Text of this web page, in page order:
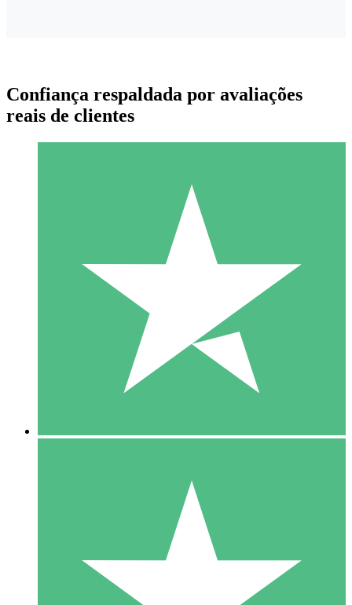
Pacotes de Créditos Individuais
Pague conforme o uso com créditos de download. Sem
1000
10 Downloads
20 00
Confiança respaldada por avaliações
reais de clientes